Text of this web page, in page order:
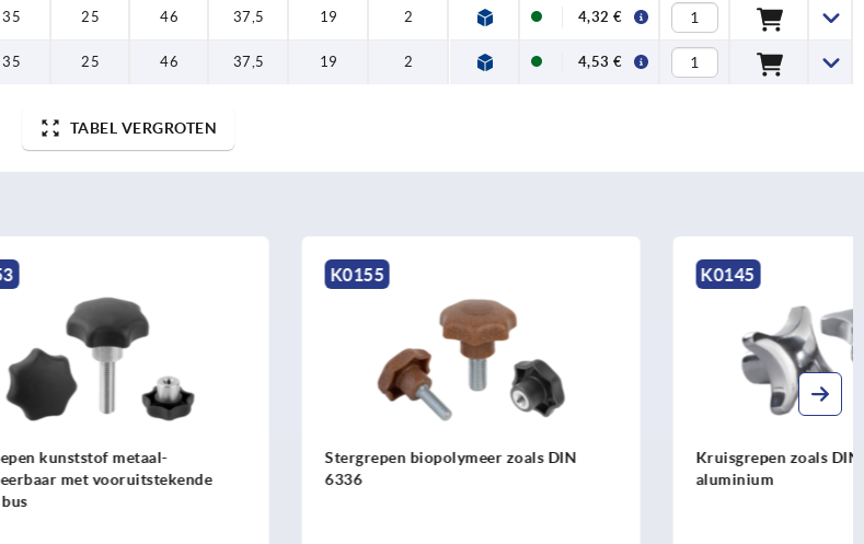
35 25 46 37,5 19 2 4,32 €
35 25 46 37,5 19 2 4,53 €
TABEL VERGROTEN
Stergrepen biopolymeer zoals DIN
6336
Kruisgrepen zoals DIN 6335 uit